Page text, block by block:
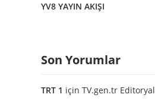
YV8 YAYIN AKIŞI
Son Yorumlar
TRT 1 için TV.gen.tr Editoryal